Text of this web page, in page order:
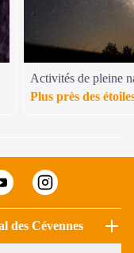
Activités de pleine
Plus près des
des Cévennes